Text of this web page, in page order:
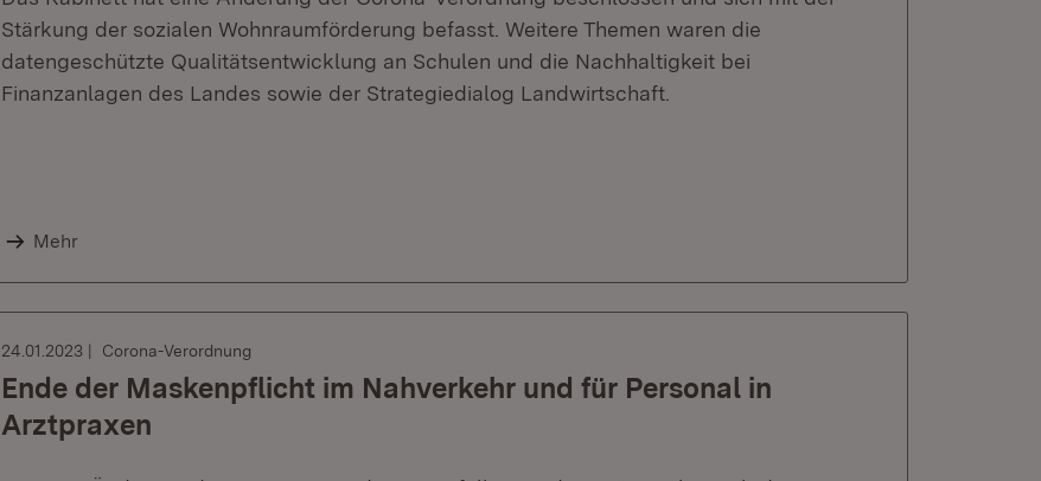
Stärkung der sozialen Wohnraumförderung befasst. Weitere Themen waren die
datengeschützte Qualitätsentwicklung an Schulen und die Nachhaltigkeit bei
Finanzanlagen des Landes sowie der Strategiedialog Landwirtschaft.
Mehr
24.01.2023 Corona-Verordnung
Ende der Maskenpflicht im Nahverkehr und für Personal in
Arztpraxen